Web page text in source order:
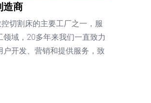
造商
切割床的主要工厂之一，服
域，20多年来我们一直致力
户开发、营销和提供服务，致